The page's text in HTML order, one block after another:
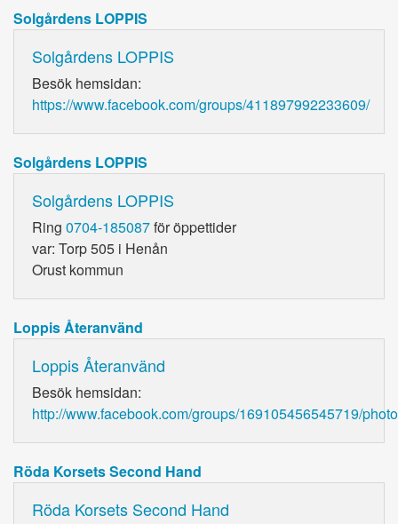
Solgårdens LOPPIS
Solgårdens LOPPIS
Besök hemsidan:
https://www.facebook.com/groups/411897992233609/
Solgårdens LOPPIS
Solgårdens LOPPIS
Ring 0704-185087för öppettider
var: Torp 505 i Henån
Orust kommun
Loppis Återanvänd
Loppis Återanvänd
Besök hemsidan:
http://www.facebook.com/groups/169105456545719/
Röda Korsets Second Hand
Röda Korsets Second Hand